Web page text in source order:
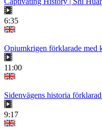
6:35
Opiumkrigen förklarade med
11:00
Sidenvägens historia
9:17